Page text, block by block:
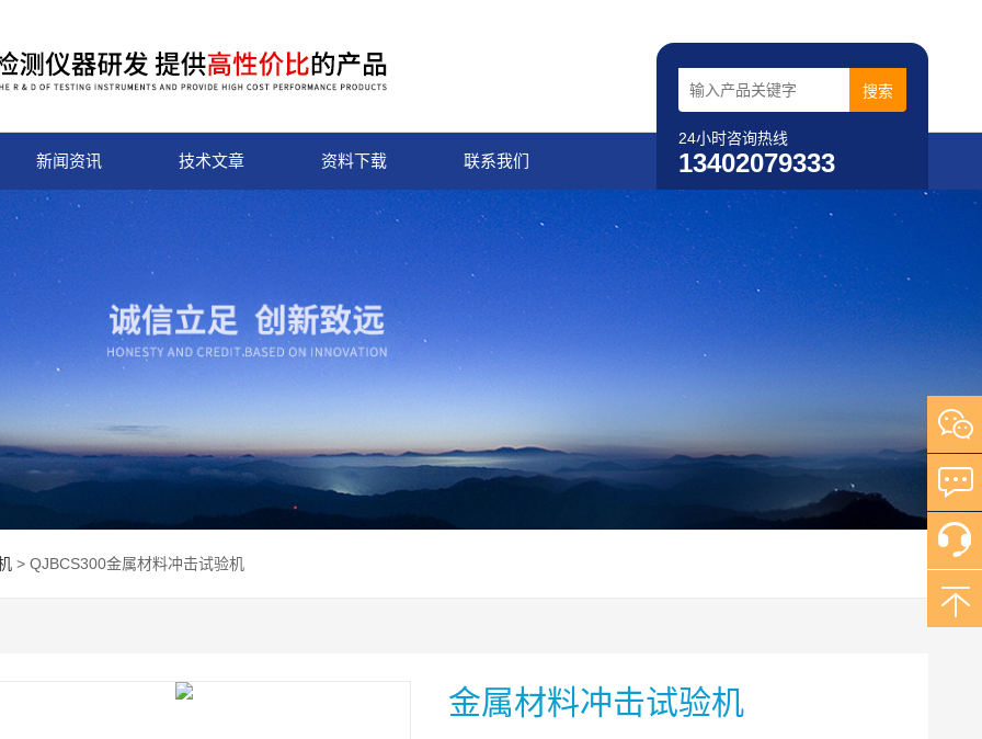
24小时咨询热线
13402079333
新闻资讯 技术文章 资料下载 联系我们
> QJBCS300金属材料冲击试验机
金属材料冲击试验机